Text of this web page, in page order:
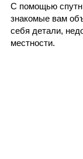
С помощью
знакомые вам
себя детали,
местности.